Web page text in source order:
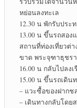
หย่อนลงทะเล
12.30 น พักรับประ
13.00 น ขึ้นรถสอง
สถานที่ท่องเที่ยวต่
ขาด พระจุฑาธุชร
16.00 น กลับไปลง
15.00 น ขึ้นรถเดิน
– แวะซื้อของฝากช
– เดินทางกลับโดย